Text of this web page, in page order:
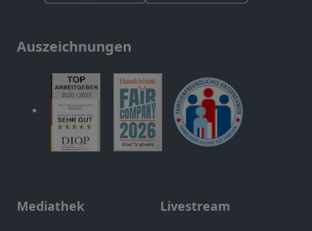
Auszeichnungen
Mediathek Livestream